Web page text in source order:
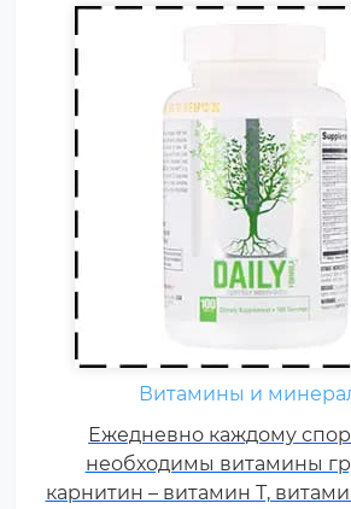
Витамины и
Ежедневно каждому
необходимы витамины
карнитин – витамин Т,